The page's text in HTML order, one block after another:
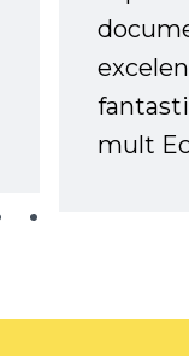
mult